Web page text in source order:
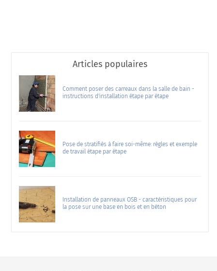
Articles populaires
Comment poser des carreaux dans la salle de bain -
instructions d'installation étape par étape
Pose de stratifiés à faire soi-même: règles et exemple
de travail étape par étape
Installation de panneaux OSB - caractéristiques pour
la pose sur une base en bois et en béton